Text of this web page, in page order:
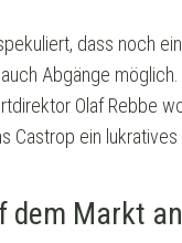
dass noch
Abgänge
Olaf Rebbe
Castrop ein
dem Markt